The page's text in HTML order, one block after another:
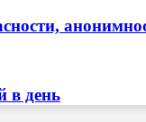
в день